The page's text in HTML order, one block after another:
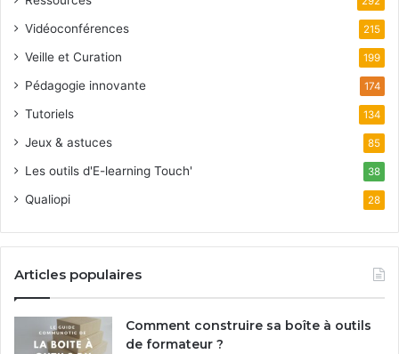
Vidéoconférences 215
Veille et Curation 199
Pédagogie innovante 174
Tutoriels 134
Jeux & astuces 85
Les outils d'E-learning Touch' 38
Qualiopi 28
Articles populaires
Comment construire sa boîte à outils
de formateur ?